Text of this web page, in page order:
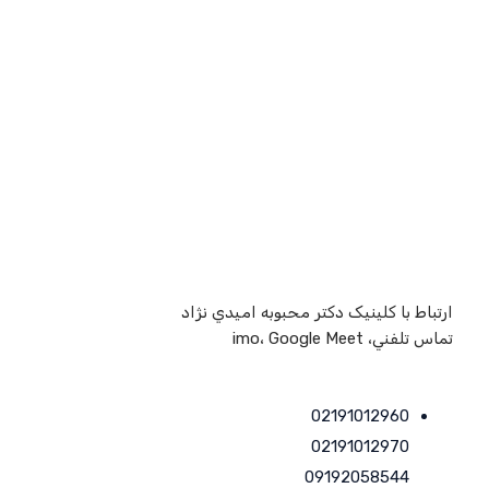
ارتباط با کلینیک دكتر محبوبه اميدي نژاد
تماس تلفني، imo، Google Meet
02191012960
02191012970
09192058544